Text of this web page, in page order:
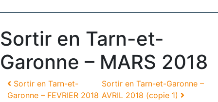
Sortir en Tarn-et-
Garonne – MARS 2018
Sortir en Tarn-et-
Garonne – FEVRIER 2018
Sortir en Tarn-et-Garonne –
AVRIL 2018 (copie 1)